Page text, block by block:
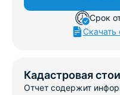
Срок
Скачать
Кадастровая
Отчет содержит